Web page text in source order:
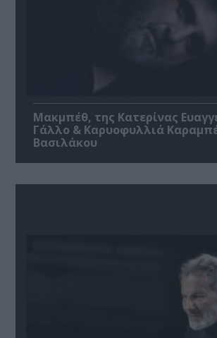
Μακμπέθ, της Κατερίνας
Γάλλο & Καρυοφυλλιά
Βασιλάκου